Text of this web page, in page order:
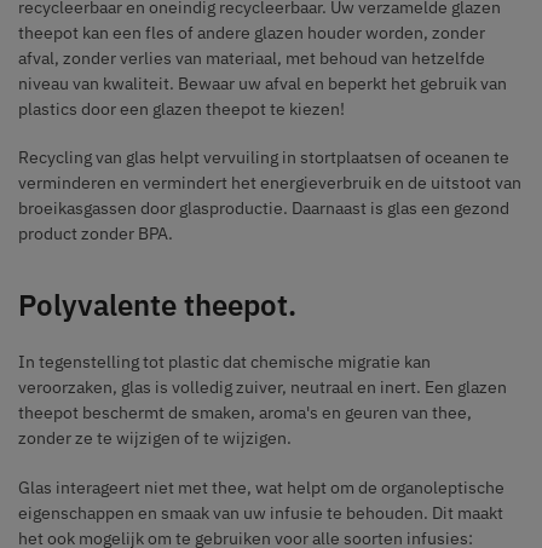
recycleerbaar en oneindig recycleerbaar. Uw verzamelde glazen
theepot kan een fles of andere glazen houder worden, zonder
afval, zonder verlies van materiaal, met behoud van hetzelfde
niveau van kwaliteit. Bewaar uw afval en beperkt het gebruik van
plastics door een glazen theepot te kiezen!
Recycling van glas helpt vervuiling in stortplaatsen of oceanen te
verminderen en vermindert het energieverbruik en de uitstoot van
broeikasgassen door glasproductie. Daarnaast is glas een gezond
product zonder BPA.
Polyvalente theepot.
In tegenstelling tot plastic dat chemische migratie kan
veroorzaken, glas is volledig zuiver, neutraal en inert. Een glazen
theepot beschermt de smaken, aroma's en geuren van thee,
zonder ze te wijzigen of te wijzigen.
Glas interageert niet met thee, wat helpt om de organoleptische
eigenschappen en smaak van uw infusie te behouden. Dit maakt
het ook mogelijk om te gebruiken voor alle soorten infusies: